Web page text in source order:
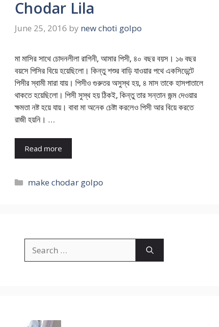
Chodar Lila
June 25, 2016 by new choti golpo
মা মাসির সাথে চোদনলীলা রাগিনী, আমার পিসী, ৪০ বছর বয়স। ১৬ বছর
বয়সে পিসির বিয়ে হয়েছিলো। কিন্তু শশুর বাড়ি যাওয়ার পথে একসিডেন্টে
পিসীর স্বামী মারা যায়। পিসীও গুরুতর অসুস্থ হয়, ৪ মাস তাকে হাসপাতালে
থাকতে হয়েছিলো। পিসী সুস্থ হয় ঠিকই, কিন্তু তার সন্তান জন্ম দেওয়ার
ক্ষমতা নষ্ট হয়ে যায়। বাবা মা অনেক চেষ্টা করলেও পিসী আর বিয়ে করতে
রাজী হয়নি। …
Read more
Categories
make chodar golpo
for: